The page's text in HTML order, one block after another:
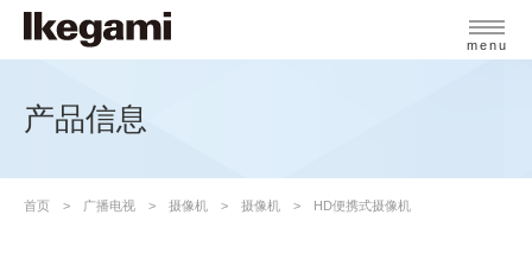
menu
产品信息
首页 广播电视 摄像机 摄像机 HD便携式摄像机